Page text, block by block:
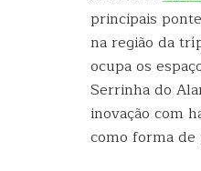
principais
na região da
ocupa os
Serrinha do
inovação com
como forma